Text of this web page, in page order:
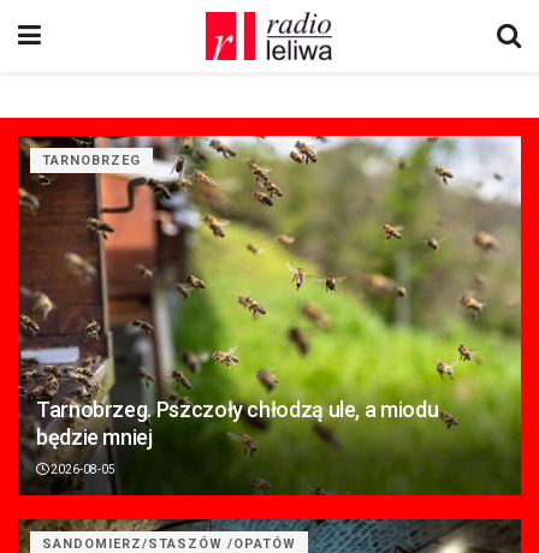
TARNOBRZEG
Tarnobrzeg. Pszczoły chłodzą ule, a miodu
będzie mniej
2026-08-05
SANDOMIERZ/STASZÓW /OPATÓW